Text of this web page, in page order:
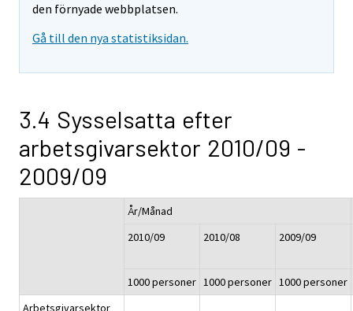
den förnyade webbplatsen.
Gå till den nya statistiksidan.
3.4 Sysselsatta efter
arbetsgivarsektor 2010/09 -
2009/09
År/Månad
2010/09
2010/08 2009/09
1000 personer 1000 personer 1000 personer
Arbetsgivarsektor